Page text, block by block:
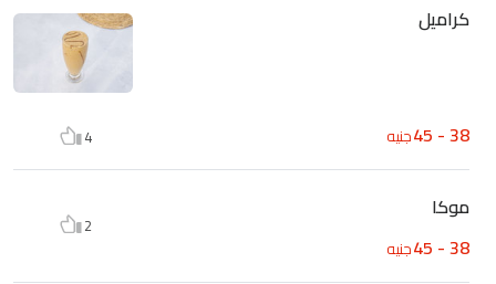
كراميل
38 - 45 جنيه 4
موكا
38 - 45
جنيه
2